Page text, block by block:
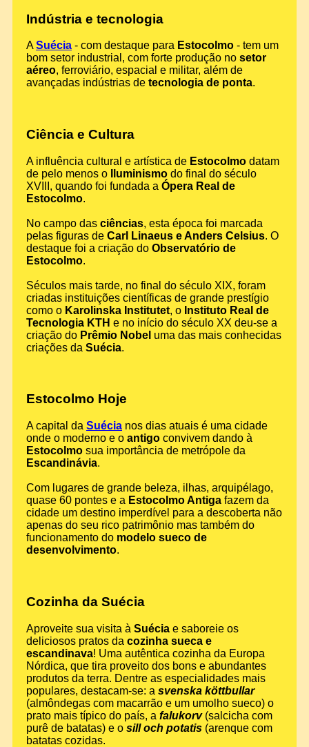
Indústria e tecnologia
ASuécia - com destaque para Estocolmo - tem um
bom setor industrial, com forte produção no setor
aéreo, ferroviário, espacial e militar, além de
avançadas indústrias de tecnologia de ponta.
Ciência e Cultura
A influência cultural e artística de Estocolmo datam
de pelo menos o
Iluminismo do final do século
XVIII, quando foi fundada a Ópera Real de
Estocolmo.
No campo das ciências, esta época foi marcada
pelas figuras de Carl Linaeus e Anders Celsius. O
destaque foi a criação do Observatório de
Estocolmo.
Séculos mais tarde, no final do século XIX, foram
criadas instituições científicas de grande prestígio
como o Karolinska Institutet, o Instituto Real de
Tecnologia KTH e no início do século XX deu-se a
criação do Prêmio Nobel uma das mais conhecidas
criações da Suécia.
Estocolmo Hoje
A capital da Suécia nos dias atuais é uma cidade
onde o moderno e o antigo convivem dando à
Estocolmo sua importância de metrópole da
Escandinávia.
Com lugares de grande beleza, ilhas, arquipélago,
quase 60 pontes e a Estocolmo Antiga fazem da
cidade um destino imperdível para a descoberta não
apenas do seu rico patrimônio mas também do
funcionamento do modelo sueco de
desenvolvimento.
Cozinha da Suécia
Aproveite sua visita à Suécia e saboreie os
deliciosos pratos da cozinha sueca e
escandinava! Uma autêntica cozinha da Europa
Nórdica, que tira proveito dos bons e abundantes
produtos da terra. Dentre as especialidades mais
populares, destacam-se: a svenska köttbullar
(almôndegas com macarrão e um umolho sueco) o
prato mais típico do país, a falukorv(salcicha com
purê de batatas) e o sill och potatis (arenque com
batatas cozidas.